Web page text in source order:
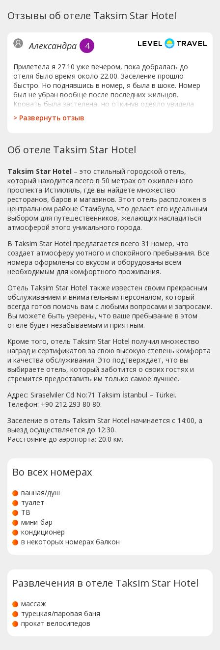
Отзывы об отеле Taksim Star Hotel
Александра 4
Прилетела я 27.10 уже вечером, пока добралась до
отеля было время около 22.00. Заселение прошло
быстро. Но поднявшись в номер, я была в шоке. Номер
был не убран вообще после последних жильцов.
Кровать была застелена, но откинув одеяло увидела
волосы и пятна на постельном белье. Стол весь был
залит то ли вином, то ли чем то сладким красного
чем и в номере. Шторы грязные, с пятнами. В душевой
жильцов.Полы в волосах, в пыли, грязи. По просьбе
донесли только туалетную бумагу и полотенца. На
вопрос почему номер не убран, сказали а уже персонала
нет. Хотя заезд с 14.00. Очень не приятно и тем более
плата не маленькая была за этот ужас. Проснувшись с
утра, рассмотрев балкон, увидела грязнющее стекло на
нем, пепел от сигарет вообще везде. С видом не
обманули, да был на Босфор (единственный
плюс).Завтрак действительно в другом отеле, минуты 2
ходьбы. На завтраке все можно перечислить по
пунктам: картофель фри, яйца 5 минутка, омлет,
сосиски, нарезки ветчины и сыра, маслины, оливки, пару
чай из пластиковых стаканчиков.Не скажу что мало, но
это просто все не вкусно и не съедобно. Пару раз
покушав, поняла, что можно рядом в магазине все
купить к завтраку и перекусить в номере. Ужасный запах
в номере присутствует, из-за индийского ресторана
внизу и из-за вытяжек прям рядом с номером.Цена
около 18 тыс. за 5 ночей не соответствует качеству. Все
потрепано , но это ладно, хоть бы чисто было бы, но
это не в этом месте.
> Развернуть отзыв
Об отеле Taksim Star Hotel
Taksim Star Hotel – это стильный городской отель,
который находится всего в 50 метрах от оживленного
проспекта Истикляль, где вы найдете множество
ресторанов, баров и магазинов. Этот отель расположен в
центральном районе Стамбула, что делает его идеальным
выбором для путешественников, желающих насладиться
атмосферой этого уникального города.
В Taksim Star Hotel предлагается всего 31 номер, что
создает атмосферу уютного и спокойного пребывания. Все
номера оформлены со вкусом и оборудованы всем
необходимым для комфортного проживания.
Отель Taksim Star Hotel также известен своим прекрасным
обслуживанием и внимательным персоналом, который
всегда готов помочь вам с любыми вопросами и запросами.
Вы можете быть уверены, что ваше пребывание в этом
отеле будет незабываемым и приятным.
Кроме того, отель Taksim Star Hotel получил множество
наград и сертификатов за свою высокую степень комфорта
и качества обслуживания. Это подтверждает, что вы
выбираете отель, который заботится о своих гостях и
стремится предоставить им только самое лучшее.
Адрес: Sıraselviler Cd No:71 Taksim İstanbul – Türkei.
Телефон: +90 212 293 80 80.
Заселение в отель Taksim Star Hotel начинается с 14:00, а
выезд осуществляется до 12:30.
Расстояние до аэропорта: 20.0 км.
Во всех номерах
ванная/душ
туалет
ТВ
мини-бар
кондиционер
в некоторых номерах балкон
Развлечения в отеле Taksim Star Hotel
массаж
турецкая/паровая баня
прокат велосипедов